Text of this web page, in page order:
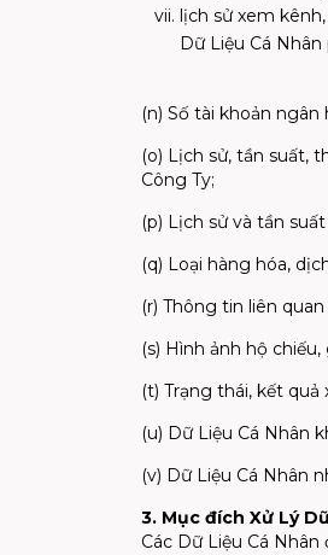
lịch sử xem
Dữ Liệu Cá
(n) Số tài khoản
(o) Lịch sử, tần suất,
Công Ty;
(p) Lịch sử và tần
(q) Loại hàng hóa,
(r) Thông tin liên
(s) Hình ảnh hộ chiếu,
(t) Trạng thái, kết
(u) Dữ Liệu Cá Nhân
(v) Dữ Liệu Cá Nhân
3. Mục đích Xử Lý
Các Dữ Liệu Cá